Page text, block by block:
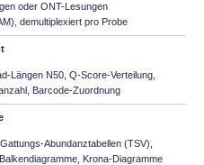
oder ONT-Lesungen
demultiplexiert pro Probe
Längen N50, Q-Score-Verteilung,
Barcode-Zuordnung
Abundanztabellen (TSV),
Krona-Diagramme